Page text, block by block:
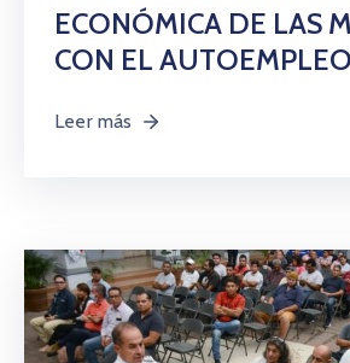
ECONÓMICA DE LAS
CON EL AUTOEMPLEO
Leer más